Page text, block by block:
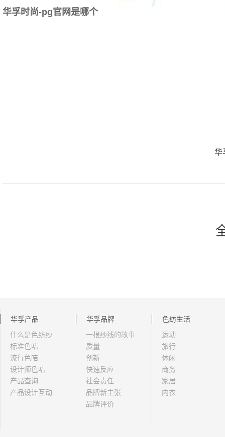
华孚时尚-pg官网是哪个
华
华孚产品
什么是色纺纱
标准色咭
流行色咭
设计师色咭
产品查询
产品设计互动
华孚品牌
一根纱线的故事
质量
创新
快速反应
社会责任
品牌新主张
品牌评价
色纺生活
运动
旅行
休闲
商务
家居
内衣